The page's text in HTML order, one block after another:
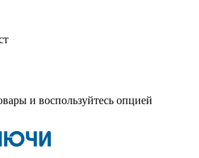
и воспользуйтесь опцией